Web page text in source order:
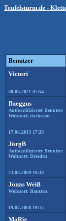
Teufelsturm.de -
Benutzer
Victori
30.03.2021 07:54
flueggus
Authentifizierter Benutzer
Wohnort: darheeme
17.08.2013 17:28
JörgB
Authentifizierter Benutzer
Wohnort: Dresden
23.08.2009 18:38
Jonas Weiß
Wohnort: Bautzen
19.07.2008 19:17
MaRie